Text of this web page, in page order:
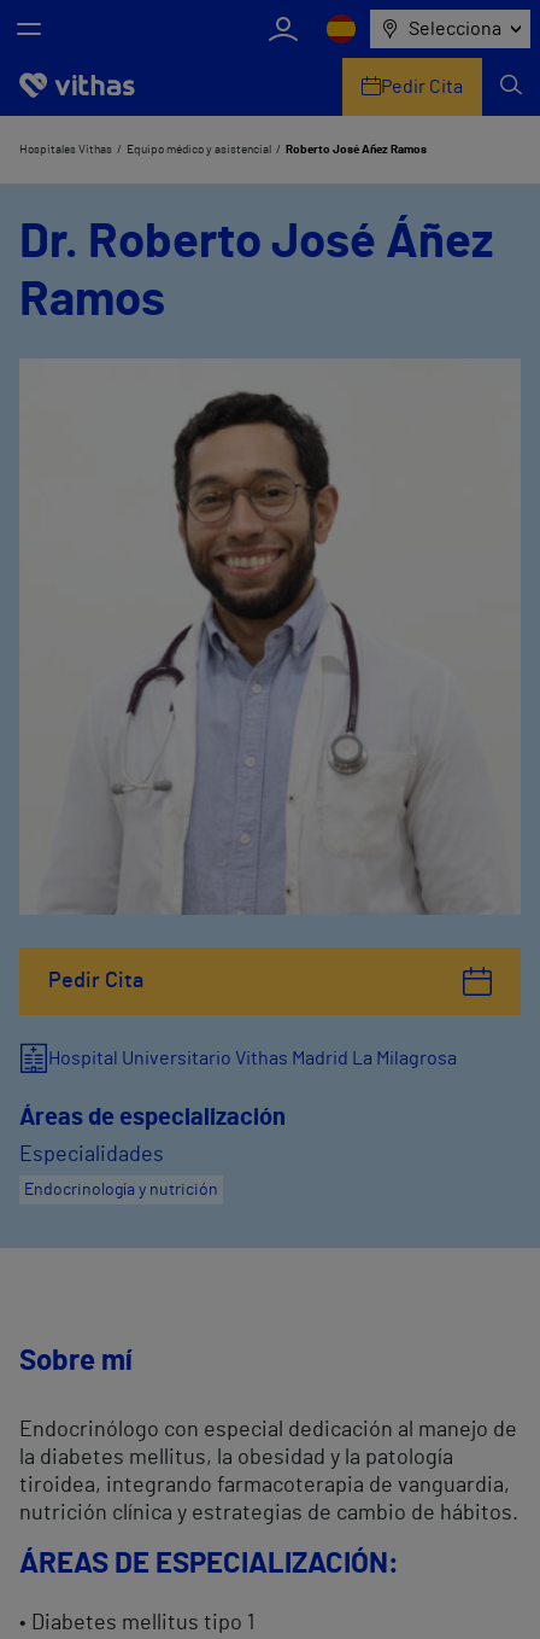
Selecciona
Nosotros
Pedir Cita
Hospitales Vithas Equipo médico y asistencial Roberto José Áñez Ramos
Pedir Cita
Dr. Roberto José Áñez
Ramos
Hospital Universitario Vithas Madrid La Milagrosa
Áreas de especialización
Especialidades
Endocrinología y nutrición
Sobre mí
Endocrinólogo con especial dedicación al manejo de
la diabetes mellitus, la obesidad y la patología
tiroidea, integrando farmacoterapia de vanguardia,
nutrición clínica y estrategias de cambio de hábitos.
ÁREAS DE ESPECIALIZACIÓN:
• Diabetes mellitus tipo 1